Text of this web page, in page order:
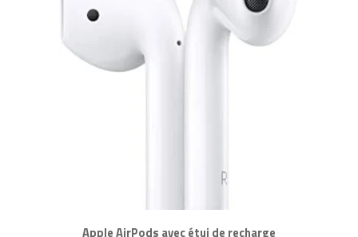
Apple AirPods avec étui de recharge